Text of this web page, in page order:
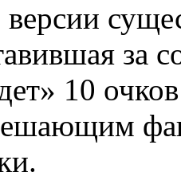
за
10